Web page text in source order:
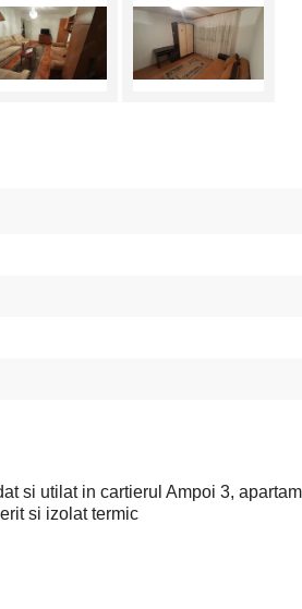
si utilat in cartierul Ampoi 3,
si izolat termic